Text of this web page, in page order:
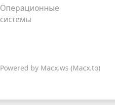
Операционные
системы
Powered by Macx.ws (Macx.to)